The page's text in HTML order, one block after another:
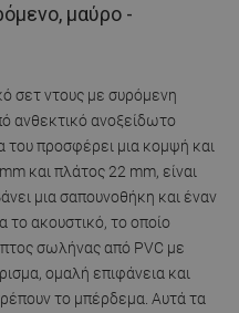
μαύρο -
σετ ντους με συρόμενη
ανθεκτικό ανοξείδωτο
του προσφέρει μια κομψή και
και πλάτος 22 mm, είναι
μια σαπουνοθήκη και έναν
το ακουστικό, το οποίο
σωλήνας από PVC με
ομαλή επιφάνεια και
το μπέρδεμα. Αυτά τα